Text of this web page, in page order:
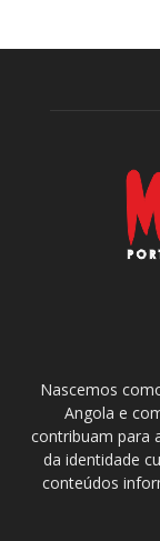
Nascemos
Angola e
contribuam para
da identidade
conteúdos